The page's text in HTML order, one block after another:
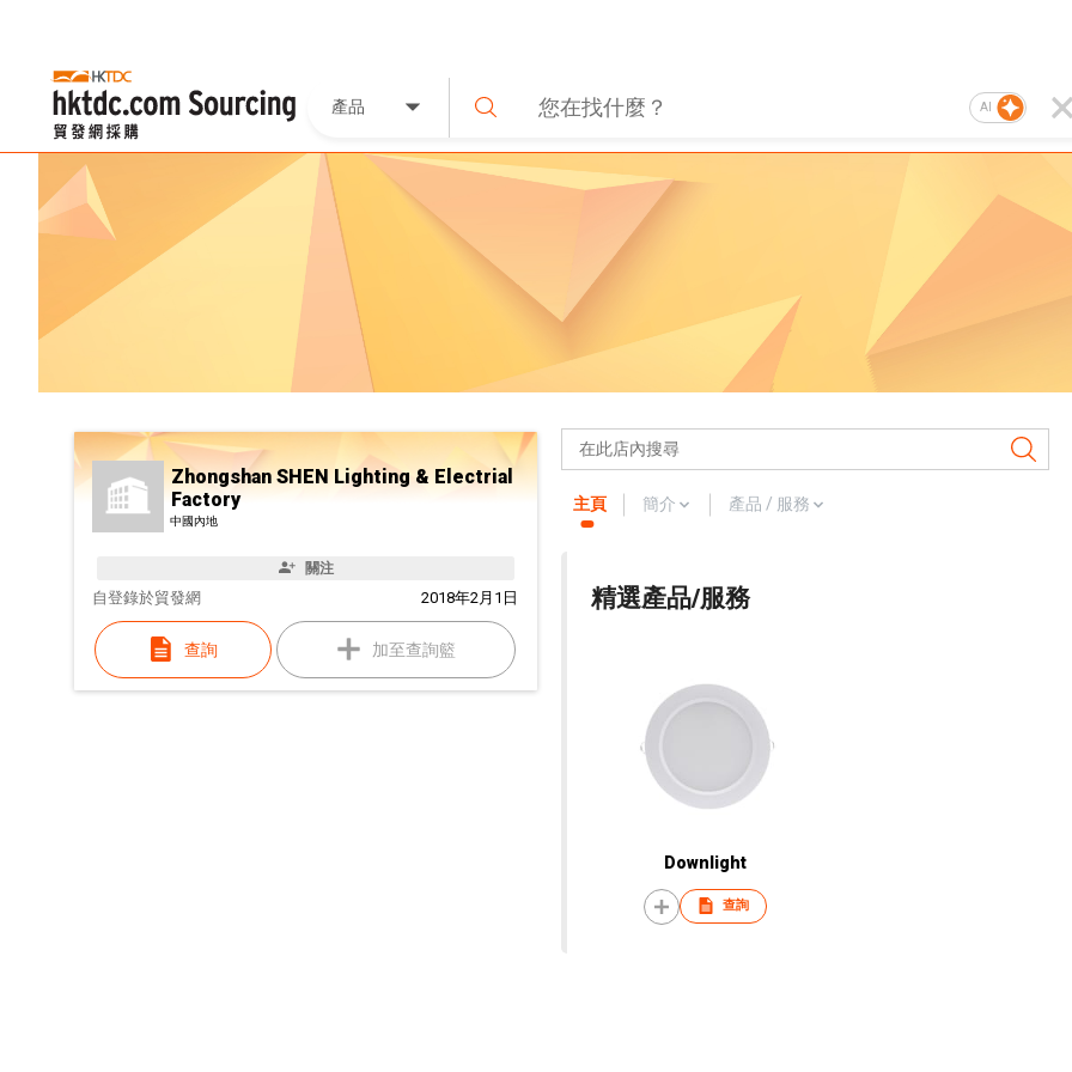
產品 AI
Zhongshan SHEN Lighting & Electrial
Factory
中國內地
關注
自 2018年2月1日
登錄於貿發網
查詢 加至查詢籃
主頁 簡介 產品 / 服務
精選產品/服務
Downlight
查詢